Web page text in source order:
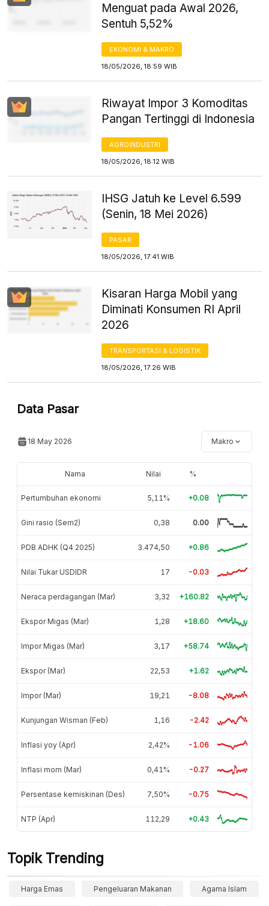
Menguat pada Awal 2026,
Sentuh 5,52%
EKONOMI & MAKRO
18/05/2026, 18:59 WIB
Riwayat Impor 3 Komoditas
Pangan Tertinggi di Indonesia
AGROINDUSTRI
18/05/2026, 18:12 WIB
IHSG Jatuh ke Level 6.599
(Senin, 18 Mei 2026)
PASAR
18/05/2026, 17:41 WIB
Kisaran Harga Mobil yang
Diminati Konsumen RI April
2026
TRANSPORTASI & LOGISTIK
18/05/2026, 17:26 WIB
Data Pasar
18 May 2026 Makro
Nama Nilai %
Pertumbuhan ekonomi 5,11% +0.08
Gini rasio (Sem2) 0,38 0.00
PDB ADHK (Q4 2025) 3.474,50 +0.86
Nilai Tukar USDIDR 17 -0.03
Neraca perdagangan (Mar) 3,32 +160.82
Ekspor Migas (Mar) 1,28 +18.60
Impor Migas (Mar) 3,17 +58.74
Ekspor (Mar) 22,53 +1.62
Impor (Mar) 19,21 -8.08
Kunjungan Wisman (Feb) 1,16 -2.42
Inflasi yoy (Apr) 2,42% -1.06
Inflasi mom (Mar) 0,41% -0.27
Persentase kemiskinan (Des) 7,50% -0.75
NTP (Apr) 112,29 +0.43
Topik Trending
Harga Emas Pengeluaran Makanan Agama Islam